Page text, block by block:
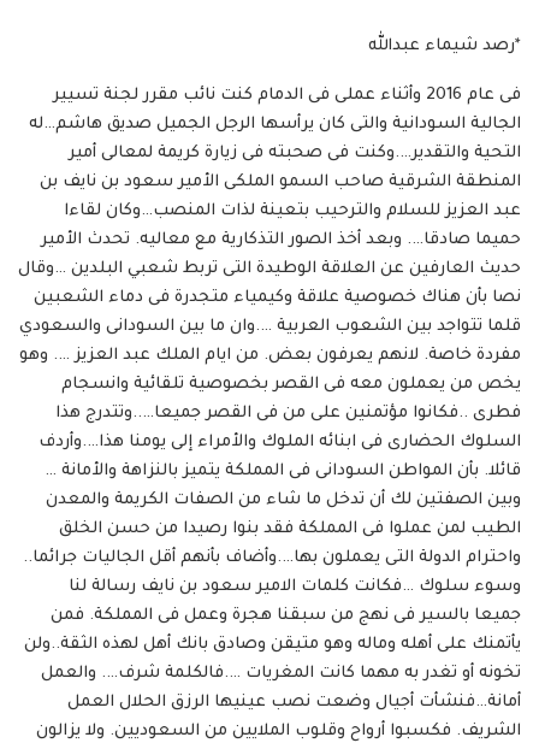
*رصد شيماء عبدالله
فى عام 2016 وأثناء عملى فى الدمام كنت نائب مقرر لجنة تسيير
الجالية السودانية والتى كان يرأسها الرجل الجميل صديق هاشم…له
التحية والتقدير….وكنت فى صحبته فى زيارة كريمة لمعالى أمير
المنطقة الشرقية صاحب السمو الملكى الأمير سعود بن نايف بن
عبد العزيز للسلام والترحيب بتعينة لذات المنصب…وكان لقاءا
حميما صادقا…. وبعد أخذ الصور التذكارية مع معاليه. تحدث الأمير
حديث العارفين عن العلاقة الوطيدة التى تربط شعبي البلدين …وقال
نصا بأن هناك خصوصية علاقة وكيمياء متجدرة فى دماء الشعبين
قلما تتواجد بين الشعوب العربية ….وان ما بين السودانى والسعودي
مفردة خاصة. لانهم يعرفون بعض. من ايام الملك عبد العزيز …. وهو
يخص من يعملون معه فى القصر بخصوصية تلقائية وانسجام
فطرى ..فكانوا مؤتمنين على من فى القصر جميعا…..وتتدرج هذا
السلوك الحضارى فى ابنائه الملوك والأمراء إلى يومنا هذا….وأردف
قائلا. بأن المواطن السودانى فى المملكة يتميز بالنزاهة والأمانة …
وبين الصفتين لك أن تدخل ما شاء من الصفات الكريمة والمعدن
الطيب لمن عملوا فى المملكة فقد بنوا رصيدا من حسن الخلق
واحترام الدولة التى يعملون بها….وأضاف بأنهم أقل الجاليات جرائما..
وسوء سلوك …فكانت كلمات الامير سعود بن نايف رسالة لنا
جميعا بالسير فى نهج من سبقنا هجرة وعمل فى المملكة. فمن
يأتمنك على أهله وماله وهو متيقن وصادق بانك أهل لهذه الثقة..ولن
تخونه أو تغدر به مهما كانت المغريات ….فالكلمة شرف…. والعمل
أمانة…فنشأت أجيال وضعت نصب عينيها الرزق الحلال العمل
الشريف. فكسبوا أرواح وقلوب الملايين من السعوديين. ولا يزالون